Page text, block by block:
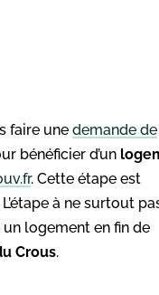
faire une demande de
bénéficier d’un
. Cette étape est
L’étape à ne surtout
logement en fin de
Crous.